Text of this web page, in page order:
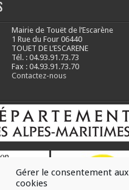
Gérer le consentement aux
cookies
Mairie de Touët de l’Escarène
1 Rue du Four 06440
TOUET DE L’ESCARENE
Tél. : 04.93.91.73.73
Fax : 04.93.91.73.70
Contactez-nous